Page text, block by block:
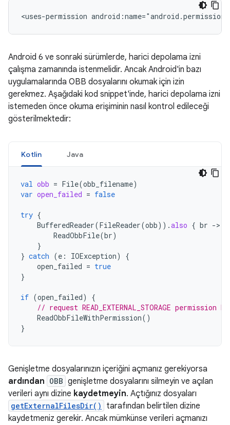
<uses-permission
Android 6 ve sonraki sürümlerde, harici depolama izni
çalışma zamanında istenmelidir. Ancak Android'in bazı
uygulamalarında OBB dosyalarını okumak için izin
gerekmez. Aşağıdaki kod snippet'inde, harici depolama izni
istemeden önce okuma erişiminin nasıl kontrol edileceği
gösterilmektedir:
Kotlin Java
val obb = File(obb_filename)
var open_failed = false
try {
BufferedReader(FileReader(obb)).also { br -
ReadObbFile(br)
}
} catch (e : IOException)
{
open_failed = true
}
if (open_failed)
{
// request READ_EXTERNAL_STORAGE
ReadObbFileWithPermission()
}
Genişletme dosyalarınızın içeriğini açmanız gerekiyorsa
ardından OBB genişletme dosyalarını silmeyin ve açılan
verileri aynı dizine kaydetmeyin. Açtığınız dosyaları
getExternalFilesDir()
tarafından belirtilen dizine
kaydetmeniz gerekir. Ancak mümkünse verileri açmanızı